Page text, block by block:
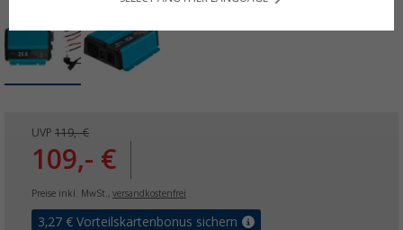
UVP 119,- €
109,- €
Preise inkl. MwSt., versandkostenfrei
3,27 € Vorteilskartenbonus sichern